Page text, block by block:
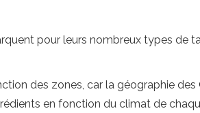
pour leurs nombreux types de
des zones, car la géographie
en fonction du climat de